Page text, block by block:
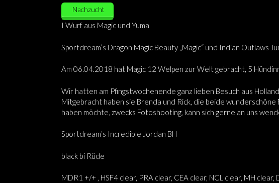
Nachzucht
I Wurf aus Magic und Yuma
Sportdream’s Dragon Magic Beauty „Magic“ und Indian Outlaws
Am 06.04.2018 hat Magic 12 Welpen zur Welt gebracht, 5
Wir hatten am Pfingstwochenende ganz lieben Besuch aus
Mitgebracht haben sie Brenda und Rick, die beide
haben möchte, zwecks Fotoshooting, kann sich gerne an uns
Sportdream‘s Incredible Jordan BH
black bi Rüde
MDR1 +/+ , HSF4 clear, PRA clear, CEA clear, NCL clear, MH